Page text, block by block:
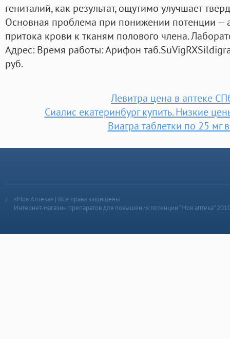
гениталий, как результат, ощутимо улучшает
Основная проблема при понижении потенции —
притока крови к тканям полового члена.
Адрес: Время работы: Арифон
руб.
Левитра цена в аптеке
Сиалис екатеринбург купить. Низкие
Виагра таблетки по 25 мг
«Моя Аптека» | Все права защищены
Интернет-магазин препаратов для повышения потенции “Моя аптека”